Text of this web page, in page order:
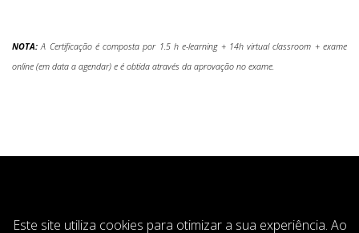
NOTA:A Certificação é composta por 1.5 h e-learning + 14h virtual classroom + exame
online (em data a agendar) e é obtida através da aprovação no exame.
Este site utiliza cookies para otimizar a sua experiência. Ao